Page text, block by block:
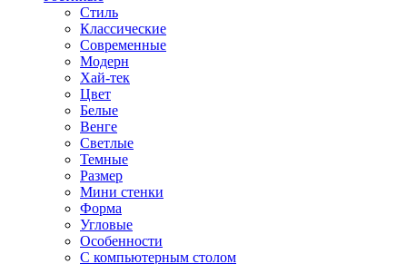
Стиль
Классические
Современные
Модерн
Хай-тек
Цвет
Белые
Венге
Светлые
Темные
Размер
Мини стенки
Форма
Угловые
Особенности
С компьютерным столом